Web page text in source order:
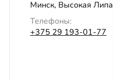
Минск, Высокая Липа
Телефоны:
+375 29 193-01-77